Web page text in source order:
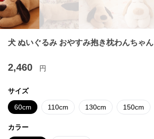
犬 ぬいぐるみ おやすみ抱き枕わんちゃん
2,460 円
サイズ
60cm 110cm 130cm 150cm
カラー